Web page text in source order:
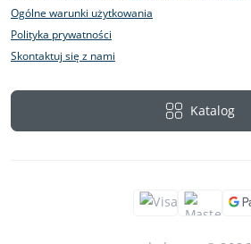
Ogólne warunki użytkowania
Polityka prywatności
Skontaktuj się z nami
Katalog